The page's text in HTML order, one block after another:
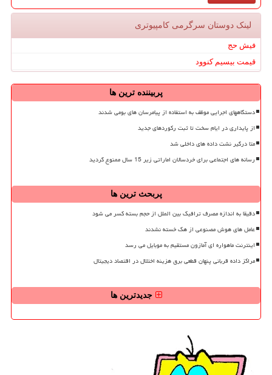
لینک دوستان سرگرمی كامپیوتری
فیش حج
قیمت بیسیم کنوود
پربیننده ترین ها
دستگاههای اجرایی موظف به استفاده از پیامرسان های بومی شدند
از پایداری در ایام سخت تا ثبت رکوردهای جدید
متا درگیر نشت داده های داخلی شد
رسانه های اجتماعی برای خردسالان اماراتی زیر 15 سال ممنوع گردید
پربحث ترین ها
دقیقا به اندازه مصرف ترافیک بین الملل از حجم بسته کسر می شود
عامل های هوش مصنوعی از هک خسته نشدند
اینترنت ماهواره ای آمازون مستقیم به موبایل می رسد
مراکز داده قربانی پنهان قطعی برق هزینه اختلال در اقتصاد دیجیتال
جدیدترین ها